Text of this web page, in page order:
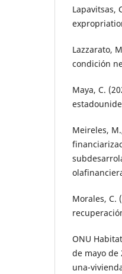
Lapavitsas,
Lazzarato,
condición
Maya, C.
Meireles,
Morales, C.
ONU
de mayo
una-